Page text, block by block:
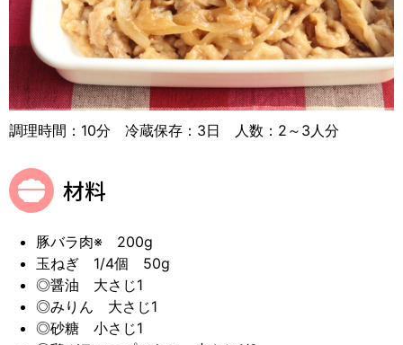
調理時間：10分 冷蔵保存：3日 人数：2～3人分
材料
豚バラ肉※ 200g
玉ねぎ 1/4個 50g
◎醤油 大さじ1
◎みりん 大さじ1
◎砂糖 小さじ1